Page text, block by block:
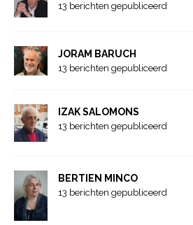
13 berichten gepubliceerd
JORAM BARUCH
13 berichten gepubliceerd
IZAK SALOMONS
13 berichten gepubliceerd
BERTIEN MINCO
13 berichten gepubliceerd